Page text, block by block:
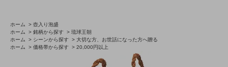
ホーム > 壺入り泡盛
ホーム
> 銘柄から探す > 琉球王朝
ホーム
> シーンから探す > 大切な方、お世話になった方へ贈る
ホーム
> 価格帯から探す > 20,000円以上